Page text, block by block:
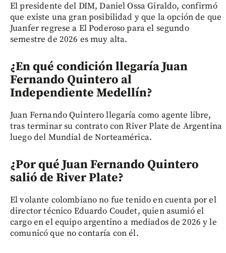
El presidente del DIM, Daniel Ossa Giraldo, confirmó
que existe una gran posibilidad y que la opción de que
Juanfer regrese a El Poderoso para el segundo
semestre de 2026 es muy alta.
¿En qué condición llegaría Juan
Fernando Quintero al
Independiente Medellín?
Juan Fernando Quintero llegaría como agente libre,
tras terminar su contrato con River Plate de Argentina
luego del Mundial de Norteamérica.
¿Por qué Juan Fernando Quintero
salió de River Plate?
El volante colombiano no fue tenido en cuenta por el
director técnico Eduardo Coudet, quien asumió el
cargo en el equipo argentino a mediados de 2026 y le
comunicó que no contaría con él.